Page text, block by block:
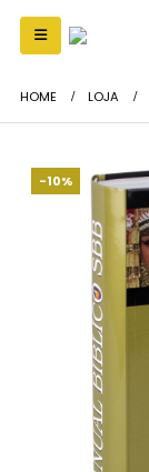
HOME LOJA
-10%